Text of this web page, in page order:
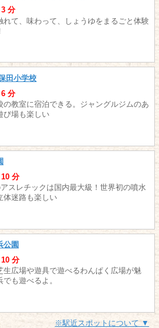
分
れて、味わって、しょうゆをまるごと体験
田小学校
分
の教室に宿泊できる。ジャングルジムのあ
び場も楽しい
分
スレチックは国内最大級！世界初の噴水
体迷路も楽しい
公園
分
生広場や遊具で遊べるわんぱく広場が魅
でも遊べるよ。
※駅近スポットについて ▼